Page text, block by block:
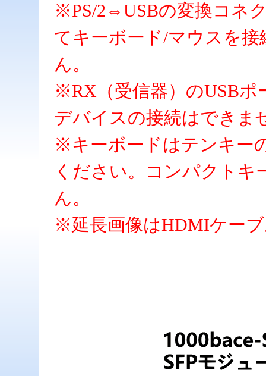
※PS/2⇔USBの変換コネ
てキーボード/マウスを
ん。
※RX（受信器）のUSBポ
デバイスの接続はできま
※キーボードはテンキー
ください。コンパクトキ
ん。
※延長画像はHDMIケー